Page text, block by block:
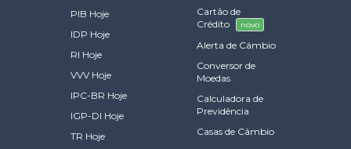
PIB Hoje
IDP Hoje
RI Hoje
VVV Hoje
IPC-BR Hoje
IGP-DI Hoje
TR Hoje
Cartão de
Crédito
novo
Alerta de Câmbio
Conversor de
Moedas
Calculadora de
Previdência
Casas de Câmbio